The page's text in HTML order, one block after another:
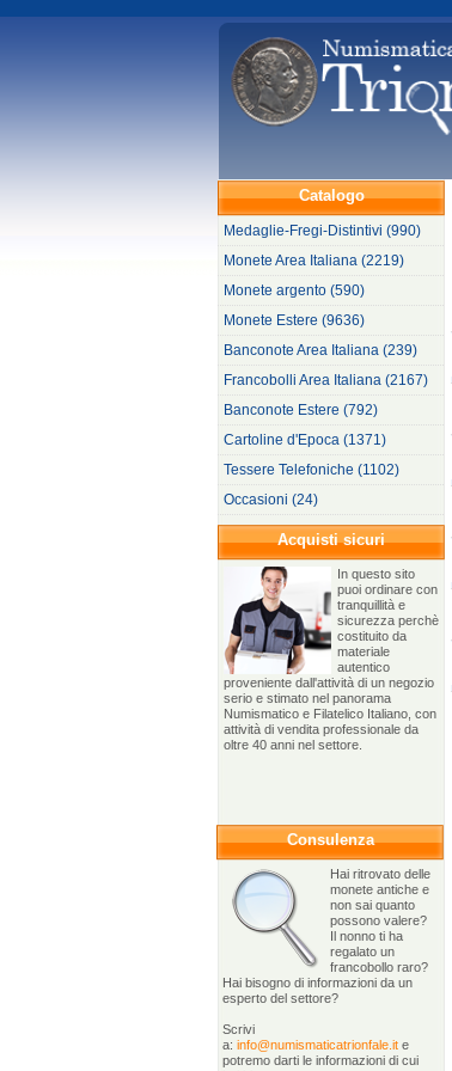
Catalogo
Medaglie-Fregi-Distintivi (990)
Monete Area Italiana (2219)
Monete argento (590)
Monete Estere (9636)
Banconote Area Italiana (239)
Francobolli Area Italiana (2167)
Banconote Estere (792)
Cartoline d'Epoca (1371)
Tessere Telefoniche (1102)
Occasioni (24)
Acquisti sicuri
In questo sito
puoi ordinare con
tranquillità e
sicurezza perchè
costituito da
materiale
autentico
proveniente dall'attività di un negozio
serio e stimato nel panorama
Numismatico e Filatelico Italiano, con
attività di vendita professionale da
oltre 40 anni nel settore.
Consulenza
Hai ritrovato delle
monete antiche e
non sai quanto
possono valere?
Il nonno ti ha
regalato un
francobollo raro?
Hai bisogno di informazioni da un
esperto del settore?
Scrivi
a: info@numismaticatrionfale.it e
potremo darti le informazioni di cui